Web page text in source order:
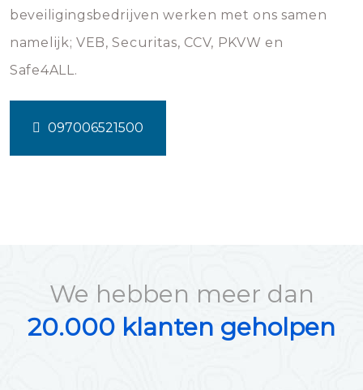
beveiligingsbedrijven werken met ons samen
namelijk; VEB, Securitas, CCV, PKVW en
Safe4ALL.
097006521500
We hebben meer dan
20.000 klanten geholpen